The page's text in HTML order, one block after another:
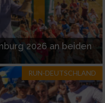
2026 an beiden
RUN-DEUTSCHLAND